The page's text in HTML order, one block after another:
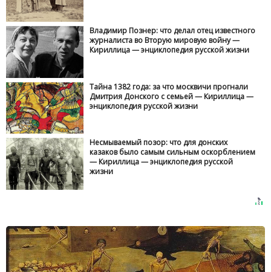
Владимир Познер: что делал отец известного
журналиста во Вторую мировую войну —
Кириллица — энциклопедия русской жизни
Тайна 1382 года: за что москвичи прогнали
Дмитрия Донского с семьей — Кириллица —
энциклопедия русской жизни
Несмываемый позор: что для донских
казаков было самым сильным оскорблением
— Кириллица — энциклопедия русской
жизни